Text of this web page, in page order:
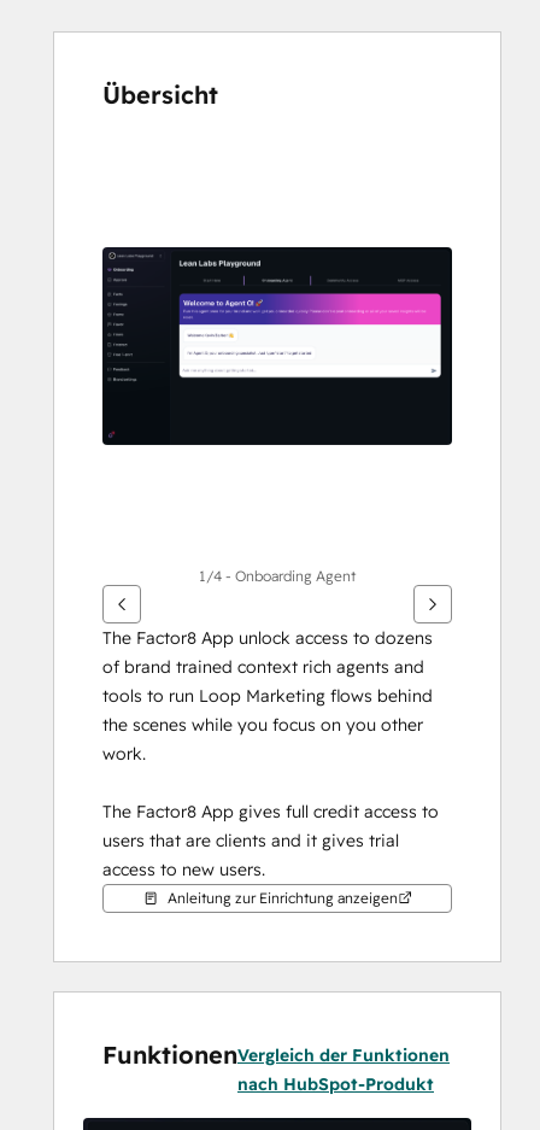
Übersicht
um
andere
Elemente
anzuzeigen
1/4 - Onboarding Agent
The Factor8 App unlock access to dozens
of brand trained context rich agents and
tools to run Loop Marketing flows behind
the scenes while you focus on you other
work.
The Factor8 App gives full credit access to
users that are clients and it gives trial
access to new users.
Anleitung zur Einrichtung anzeigen
FunktionenVergleich der Funktionen
nach HubSpot-Produkt